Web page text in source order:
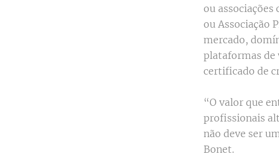
ou associações
ou Associação
mercado,
plataformas de
certificado de
“O valor que
profissionais
não deve ser
Bonet.